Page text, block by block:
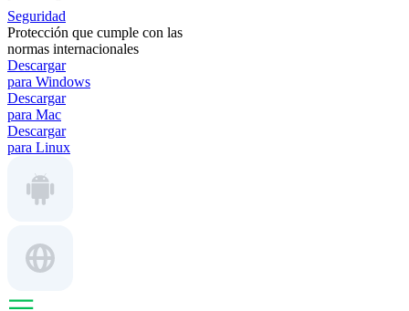
Seguridad
Protección que cumple con las
normas internacionales
Descargar
para Windows
Descargar
para Mac
Descargar
para Linux